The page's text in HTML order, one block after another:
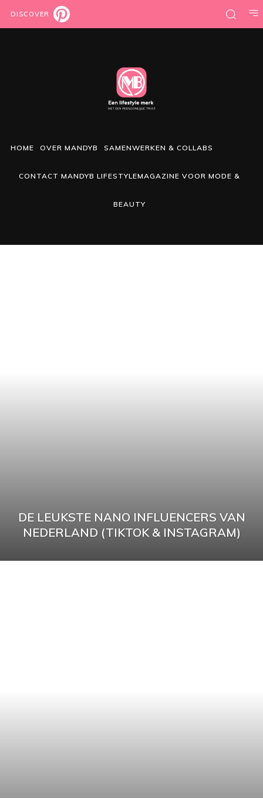
DISCOVER
HOME OVER MANDYB SAMENWERKEN & COLLABS
CONTACT MANDYB LIFESTYLEMAGAZINE VOOR MODE &
BEAUTY
DE LEUKSTE NANO INFLUENCERS VAN
NEDERLAND (TIKTOK & INSTAGRAM)